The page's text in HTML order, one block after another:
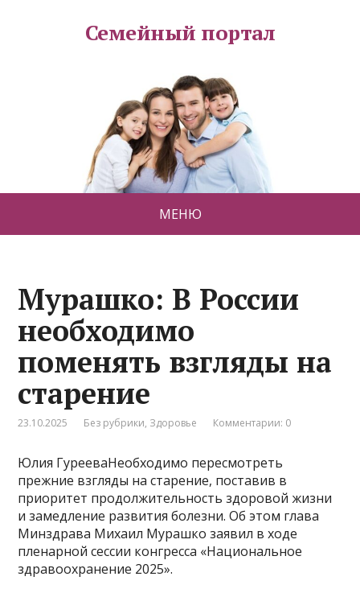
Семейный портал
МЕНЮ
Мурашко: В России
необходимо
поменять взгляды на
старение
23.10.2025 Без рубрики, Здоровье Комментарии: 0
Юлия ГурееваНеобходимо пересмотреть
прежние взгляды на старение, поставив в
приоритет продолжительность здоровой жизни
и замедление развития болезни. Об этом глава
Минздрава Михаил Мурашко заявил в ходе
пленарной сессии конгресса «Национальное
здравоохранение 2025».